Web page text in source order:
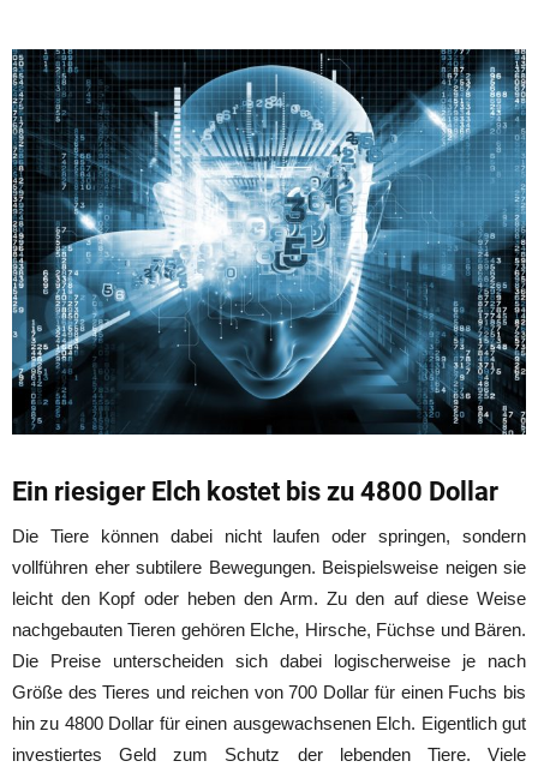
Ein riesiger Elch kostet bis zu 4800 Dollar
Die Tiere können dabei nicht laufen oder springen, sondern
vollführen eher subtilere Bewegungen. Beispielsweise neigen sie
leicht den Kopf oder heben den Arm. Zu den auf diese Weise
nachgebauten Tieren gehören Elche, Hirsche, Füchse und Bären.
Die Preise unterscheiden sich dabei logischerweise je nach
Größe des Tieres und reichen von 700 Dollar für einen Fuchs bis
hin zu 4800 Dollar für einen ausgewachsenen Elch. Eigentlich gut
investiertes Geld zum Schutz der lebenden Tiere. Viele